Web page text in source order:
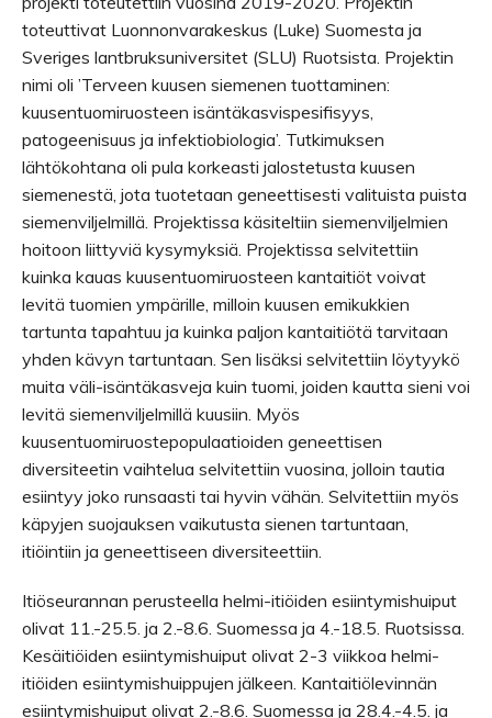
toteuttivat Luonnonvarakeskus (Luke) Suomesta ja
Sveriges lantbruksuniversitet (SLU) Ruotsista. Projektin
nimi oli ’Terveen kuusen siemenen tuottaminen:
kuusentuomiruosteen isäntäkasvispesifisyys,
patogeenisuus ja infektiobiologia’. Tutkimuksen
lähtökohtana oli pula korkeasti jalostetusta kuusen
siemenestä, jota tuotetaan geneettisesti valituista puista
siemenviljelmillä. Projektissa käsiteltiin siemenviljelmien
hoitoon liittyviä kysymyksiä. Projektissa selvitettiin
kuinka kauas kuusentuomiruosteen kantaitiöt voivat
levitä tuomien ympärille, milloin kuusen emikukkien
tartunta tapahtuu ja kuinka paljon kantaitiötä tarvitaan
yhden kävyn tartuntaan. Sen lisäksi selvitettiin löytyykö
muita väli-isäntäkasveja kuin tuomi, joiden kautta sieni voi
levitä siemenviljelmillä kuusiin. Myös
kuusentuomiruostepopulaatioiden geneettisen
diversiteetin vaihtelua selvitettiin vuosina, jolloin tautia
esiintyy joko runsaasti tai hyvin vähän. Selvitettiin myös
käpyjen suojauksen vaikutusta sienen tartuntaan,
itiöintiin ja geneettiseen diversiteettiin.
Itiöseurannan perusteella helmi-itiöiden esiintymishuiput
olivat 11.-25.5. ja 2.-8.6. Suomessa ja 4.-18.5. Ruotsissa.
Kesäitiöiden esiintymishuiput olivat 2-3 viikkoa helmi-
itiöiden esiintymishuippujen jälkeen. Kantaitiölevinnän
esiintymishuiput olivat 2.-8.6. Suomessa ja 28.4.-4.5. ja